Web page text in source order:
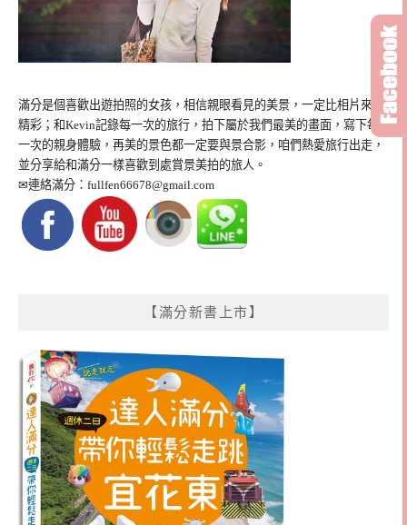
滿分是個喜歡出遊拍照的女孩，相信親眼看見的美景，一定比相片來得
精彩；和Kevin記錄每一次的旅行，拍下屬於我們最美的畫面，寫下每
一次的親身體驗，再美的景色都一定要與景合影，咱們熱愛旅行出走，
並分享給和滿分一樣喜歡到處賞景美拍的旅人。
✉連絡滿分： fullfen66678@gmail.com
【滿分新書上市】